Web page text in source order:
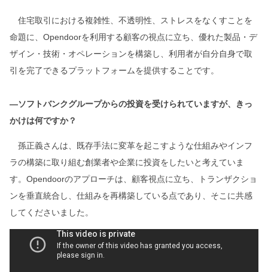
住宅取引における複雑性、不透明性、ストレスをなくすことを
命題に、Opendoorを利用する顧客の視点に立ち、優れた製品・デ
ザイン・技術・オペレーションを構築し、利用者が自分自身で取
引を完了できるプラットフォームを提供することです。
―ソフトバンクグループからの投資を受けられていますが、きっ
かけは何ですか？
孫正義さんは、既存手法に変革を起こすような仕組みやインフ
ラの構築に取り組む創業者や企業に投資をしたいと考えていま
す。Opendoorのアプローチは、顧客視点に立ち、トランザクショ
ンを垂直統合し、仕組みを再構築している点であり、そこに共感
してくださいました。